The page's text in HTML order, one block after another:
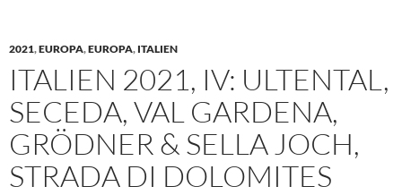
2021,EUROPA,EUROPA, ITALIEN
ITALIEN 2021, IV: ULTENTAL,
SECEDA, VAL GARDENA,
GRÖDNER & SELLA JOCH,
STRADA DI DOLOMITES